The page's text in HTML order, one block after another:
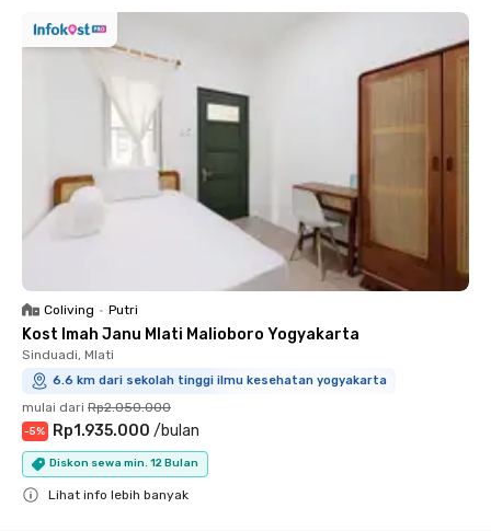
Coliving • Putri
Kost Imah Janu Mlati Malioboro Yogyakarta
Sinduadi, Mlati
6.6 km dari sekolah tinggi ilmu kesehatan yogyakarta
mulai dari Rp2.050.000
-5% Rp1.935.000 /bulan
Diskon sewa min. 12 Bulan
Lihat info lebih banyak